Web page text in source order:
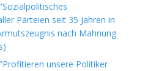
Parteien seit 35 Jahren in
nach Mahnung
unsere Politiker